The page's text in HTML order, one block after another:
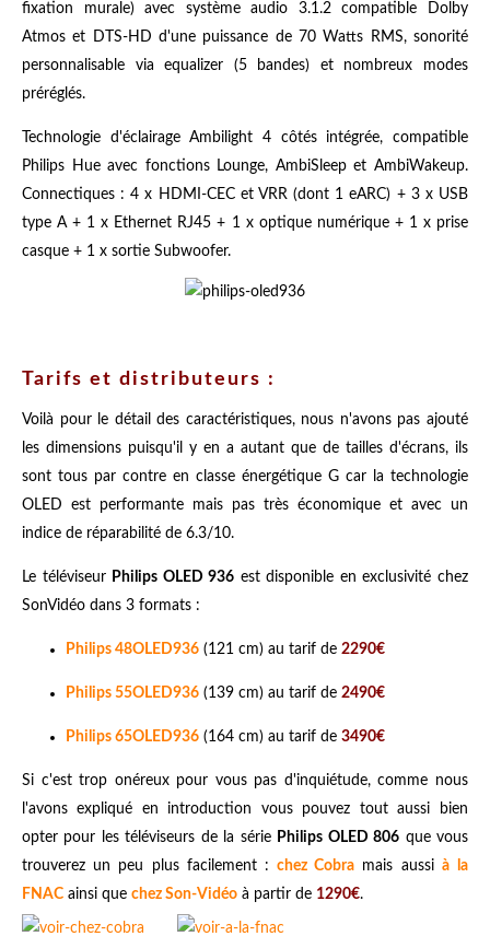
fixation murale) avec système audio 3.1.2 compatible Dolby
Atmos et DTS-HD d'une puissance de 70 Watts RMS, sonorité
personnalisable via equalizer (5 bandes) et nombreux modes
préréglés.
Technologie d'éclairage Ambilight 4 côtés intégrée, compatible
Philips Hue avec fonctions Lounge, AmbiSleep et AmbiWakeup.
Connectiques : 4 x HDMI-CEC et VRR (dont 1 eARC) + 3 x USB
type A + 1 x Ethernet RJ45 + 1 x optique numérique + 1 x prise
casque + 1 x sortie Subwoofer.
Tarifs et distributeurs :
Voilà pour le détail des caractéristiques, nous n'avons pas ajouté
les dimensions puisqu'il y en a autant que de tailles d'écrans, ils
sont tous par contre en classe énergétique G car la technologie
OLED est performante mais pas très économique et avec un
indice de réparabilité de 6.3/10.
Le téléviseur Philips OLED 936 est disponible en exclusivité chez
SonVidéo dans 3 formats :
Philips 48OLED936 (121 cm) au tarif de 2290€
Philips 55OLED936 (139 cm) au tarif de 2490€
Philips 65OLED936 (164 cm) au tarif de 3490€
Si c'est trop onéreux pour vous pas d'inquiétude, comme nous
l'avons expliqué en introduction vous pouvez tout aussi bien
opter pour les téléviseurs de la série Philips OLED 806 que vous
trouverez un peu plus facilement :chez Cobra mais aussi à
la
FNAC ainsi que chez Son-Vidéo à partir de 1290€.